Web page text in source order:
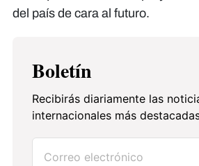
del país de cara al futuro.
Boletín
Recibirás diariamente las
internacionales más